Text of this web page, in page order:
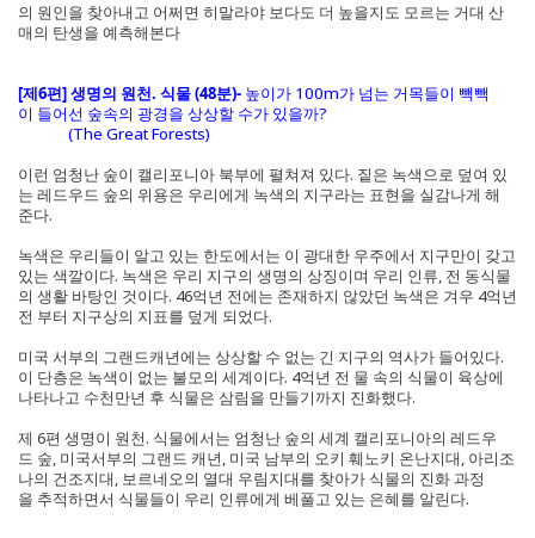
의 원인을 찾아내고 어쩌면 히말라야 보다도 더 높을지도 모르는 거대 산
매의 탄생을 예측해본다
[제6편] 생명의 원천. 식물 (48분)- 높이가 100m가 넘는 거목들이 빽빽
이 들어선 숲속의 광경을 상상할 수가 있을까?
(The Great Forests)
이런 엄청난 숲이 캘리포니아 북부에 펼쳐져 있다. 짙은 녹색으로 덮여 있
는 레드우드 숲의 위용은 우리에게 녹색의 지구라는 표현을 실감나게 해
준다.
녹색은 우리들이 알고 있는 한도에서는 이 광대한 우주에서 지구만이 갖고
있는 색깔이다. 녹색은 우리 지구의 생명의 상징이며 우리 인류, 전 동식물
의 생활 바탕인 것이다. 46억년 전에는 존재하지 않았던 녹색은 겨우 4억년
전 부터 지구상의 지표를 덮게 되었다.
미국 서부의 그랜드캐년에는 상상할 수 없는 긴 지구의 역사가 들어있다.
이 단층은 녹색이 없는 불모의 세계이다. 4억년 전 물 속의 식물이 육상에
나타나고 수천만년 후 식물은 삼림을 만들기까지 진화했다.
제 6편 생명이 원천. 식물에서는 엄청난 숲의 세계 캘리포니아의 레드우
드 숲, 미국서부의 그랜드 캐년, 미국 남부의 오키 훼노키 온난지대, 아리조
나의 건조지대, 보르네오의 열대 우림지대를 찾아가 식물의 진화 과정
을 추적하면서 식물들이 우리 인류에게 베풀고 있는 은혜를 알린다.